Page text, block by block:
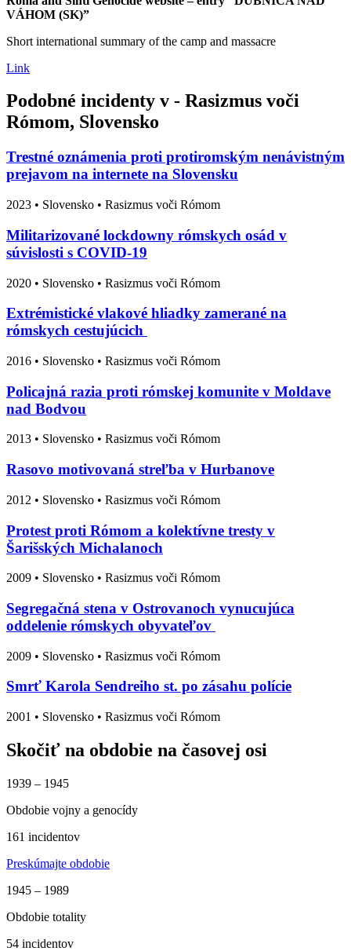
VÁHOM (SK)”
Short international summary of the camp and massacre
Link
Podobné incidenty v - Rasizmus voči
Rómom, Slovensko
Trestné oznámenia proti protiromským nenávistným
prejavom na internete na Slovensku
2023 • Slovensko • Rasizmus voči Rómom
Militarizované lockdowny rómskych osád v
súvislosti s COVID-19
2020 • Slovensko • Rasizmus voči Rómom
Extrémistické vlakové hliadky zamerané na
rómskych cestujúcich
2016 • Slovensko • Rasizmus voči Rómom
Policajná razia proti rómskej komunite v Moldave
nad Bodvou
2013 • Slovensko • Rasizmus voči Rómom
Rasovo motivovaná streľba v Hurbanove
2012 • Slovensko • Rasizmus voči Rómom
Protest proti Rómom a kolektívne tresty v
Šarišských Michalanoch
2009 • Slovensko • Rasizmus voči Rómom
Segregačná stena v Ostrovanoch vynucujúca
oddelenie rómskych obyvateľov
2009 • Slovensko • Rasizmus voči Rómom
Smrť Karola Sendreiho st. po zásahu polície
2001 • Slovensko • Rasizmus voči Rómom
Skočiť na obdobie na časovej osi
1939 – 1945
Obdobie vojny a genocídy
161 incidentov
Preskúmajte obdobie
1945 – 1989
Obdobie totality
54 incidentov